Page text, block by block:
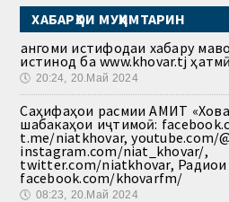
ХАБАРҲОИ МУҲИМТАРИН
Ҳангоми истифодаи хабару
истинод ба www.khovar.tj
🕔 20:24, 20.Май 2024
Саҳифаҳои расмии АМИТ
шабакаҳои иҷтимоӣ:
t.me/niatkhovar, youtube.com/
instagram.com/niat_khovar/,
twitter.com/niatkhovar, Радиои
facebook.com/khovarfm/
🕔 08:23, 20.Май 2024